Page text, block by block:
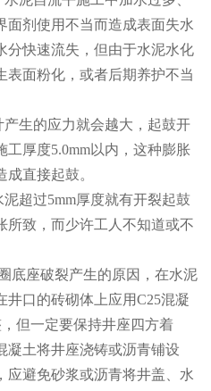
面剂使用不当而造成表面失水
分快速流失，但由于水泥水化
表面粉化，或者后期养护不当
生的应力就会越大，起鼓开
厚度5.0mm以内，这种膨胀
直接起鼓。
超过5mm厚度就有开裂起鼓
所致，而少许工人不知道或不
座破裂产生的原因，在水泥
井口的砖砌体上应用C25混凝
但一定要保持井座四方着
凝土将井座浇铸或沥青铺设
应避免砂浆或沥青将井盖、水